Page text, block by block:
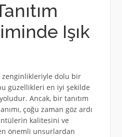
Işık
dolu bir
güzellikleri en iyi şekilde
Ancak, bir tanıtım
çoğu zaman göz ardı
kalitesini ve
önemli unsurlardan